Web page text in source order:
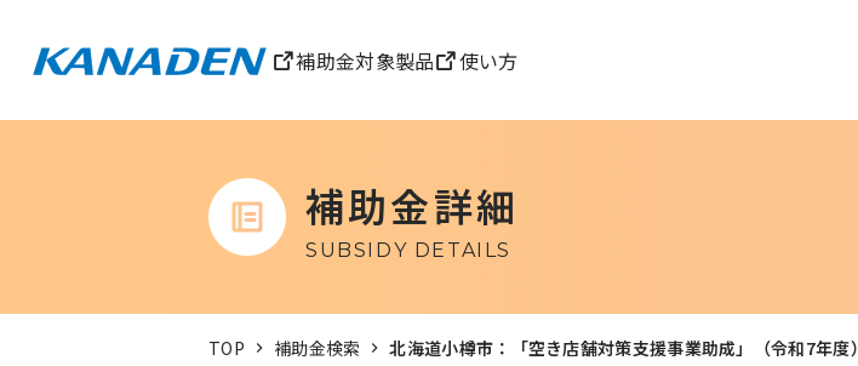
補助金対象製品 使い方
補助金詳細
SUBSIDY DETAILS
TOP 補助金検索 北海道小樽市：「空き店舗対策支援事業助成」（令和7年度）